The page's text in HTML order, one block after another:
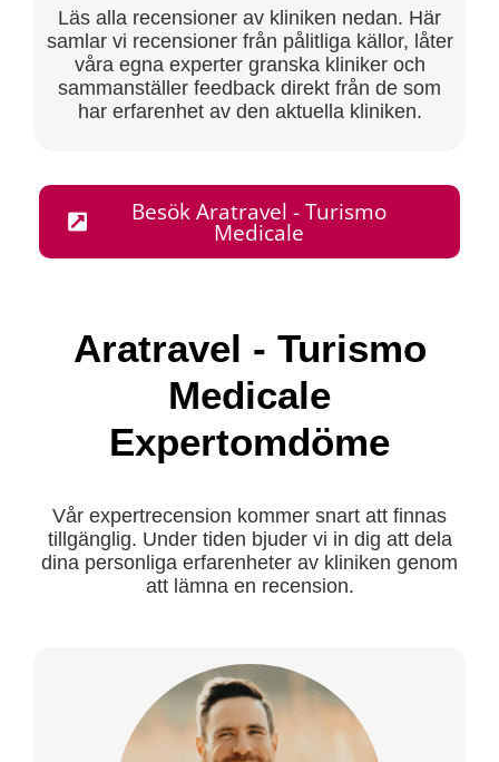
Läs alla recensioner av kliniken nedan. Här
samlar vi recensioner från pålitliga källor, låter
våra egna experter granska kliniker och
sammanställer feedback direkt från de som
har erfarenhet av den aktuella kliniken.
Besök Aratravel - Turismo
Medicale
Aratravel - Turismo
Medicale
Expertomdöme
Vår expertrecension kommer snart att finnas
tillgänglig. Under tiden bjuder vi in dig att dela
dina personliga erfarenheter av kliniken genom
att lämna en recension.